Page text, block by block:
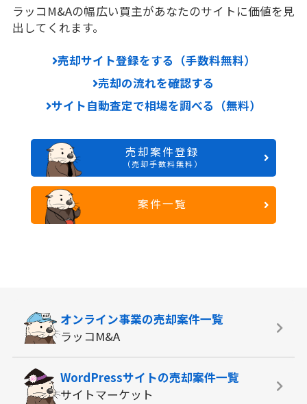
ラッコM&Aの幅広い買主があなたのサイトに価値を見
出してくれます。
売却サイト登録をする（手数料無料）
売却の流れを確認する
サイト自動査定で相場を調べる（無料）
売却案件登録
（売却手数料無料）
案件一覧
オンライン事業の売却案件一覧
ラッコM&A
WordPressサイトの売却案件一覧
サイトマーケット